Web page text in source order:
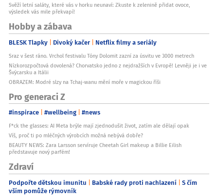
Svěží letní saláty, které vás v horku neunaví: Zkuste k zelenině přidat ovoce,
výsledek vás mile překvapí!
Hobby a zábava
BLESK Tlapky Divoký kačer Netflix filmy a seriály
Sraz v šest ráno. Vrchol festivalu Tóny Dolomit zazní za úsvitu ve 3000 metrech
Nízkorozpočtová dovolená? Chorvatsko jedno z nejdražších v Evropě! Levněji je i ve
Švýcarsku a Itálii
OBRAZEM: Modré slzy na Tchaj-wanu mění moře v magickou říši
Pro generaci Z
#inspirace #wellbeing #news
F*ck the glasses: AI Meta brýle mají zjednodušit život, zatím ale dělají opak
Víš, proč ti po mléčných výrobcích možná nebývá dobře?
BEAUTY NEWS: Zara Larsson servíruje Cheetah Girl makeup a Billie Eilish
představuje nový parfém!
Zdraví
Podpořte dětskou imunitu Babské rady proti nachlazení S čím
vším pomůže rýmovník